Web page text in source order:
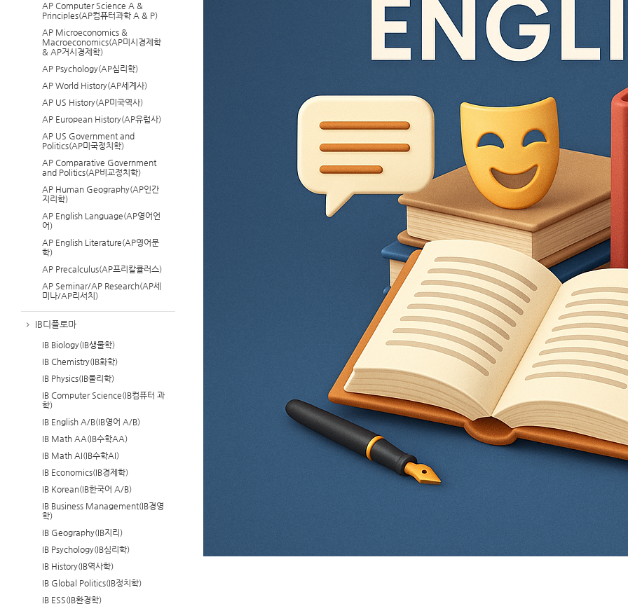
AP Computer Science A &
Principles(AP컴퓨터과학 A & P)
AP Microeconomics &
Macroeconomics(AP미시경제학
& AP거시경제학)
AP Psychology(AP심리학)
AP World History(AP세계사)
AP US History(AP미국역사)
AP European History(AP유럽사)
AP US Government and
Politics(AP미국정치학)
AP Comparative Government
and Politics(AP비교정치학)
AP Human Geography(AP인간
지리학)
AP English Language(AP영어언
어)
AP English Literature(AP영어문
학)
AP Precalculus(AP프리칼큘러스)
AP Seminar/AP Research(AP세
미나/AP리서치)
IB디플로마
IB Biology(IB생물학)
IB Chemistry(IB화학)
IB Physics(IB물리학)
IB Computer Science(IB컴퓨터 과
학)
IB English A/B(IB영어 A/B)
IB Math AA(IB수학AA)
IB Math AI(IB수학AI)
IB Economics(IB경제학)
IB Korean(IB한국어 A/B)
IB Business Management(IB경영
학)
IB Geography(IB지리)
IB Psychology(IB심리학)
IB History(IB역사학)
IB Global Politics(IB정치학)
IB ESS(IB환경학)